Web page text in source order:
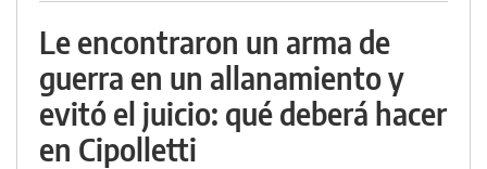
Le encontraron un arma de
guerra en un allanamiento y
evitó el juicio: qué deberá hacer
en Cipolletti